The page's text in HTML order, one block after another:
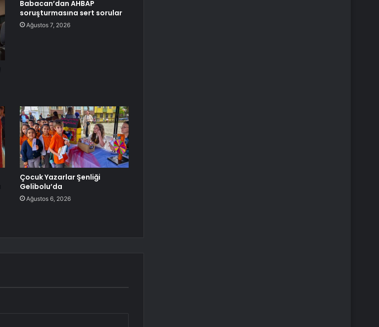
Babacan’dan AHBAP
soruşturmasına sert sorular
Ağustos 7, 2026
Çocuk Yazarlar Şenliği
Gelibolu’da
Ağustos 6, 2026